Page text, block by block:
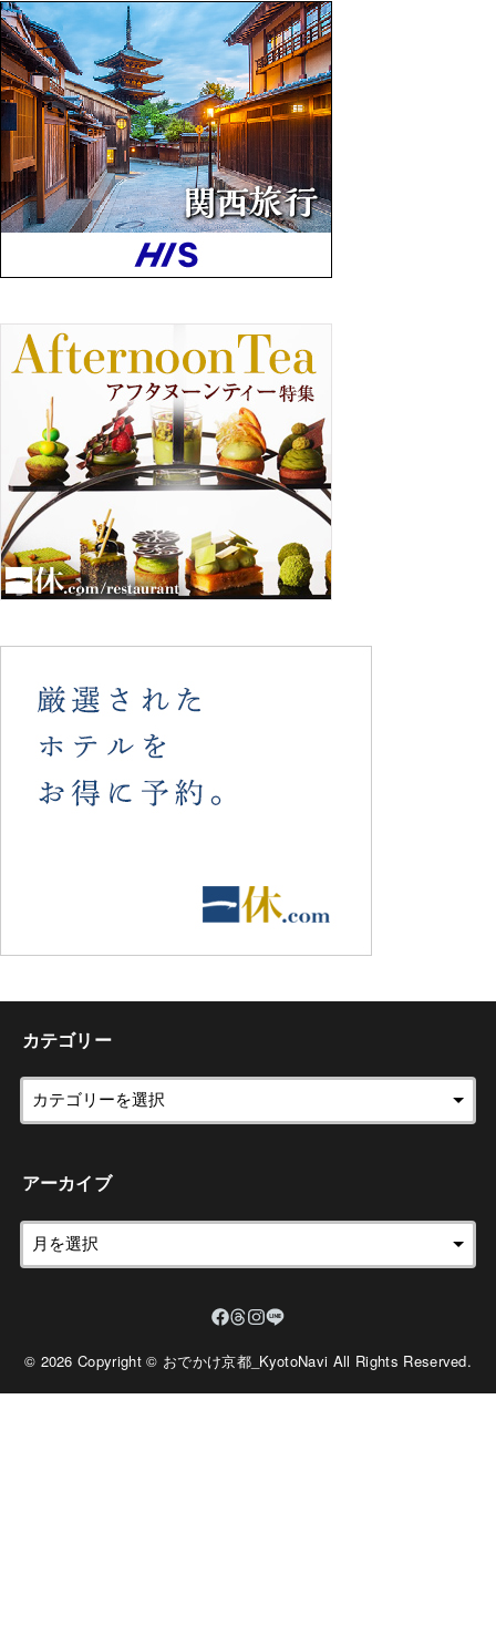
カテゴリー
アーカイブ
© 2026 Copyright © おでかけ京都_KyotoNavi All Rights Reserved.